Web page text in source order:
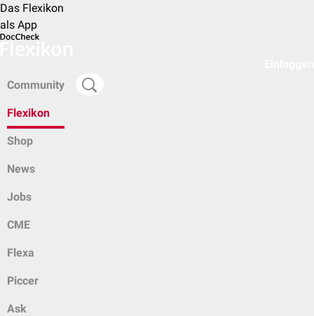
Das Flexikon
als App
Community
Flexikon
Shop
News
Jobs
CME
Flexa
Piccer
Ask